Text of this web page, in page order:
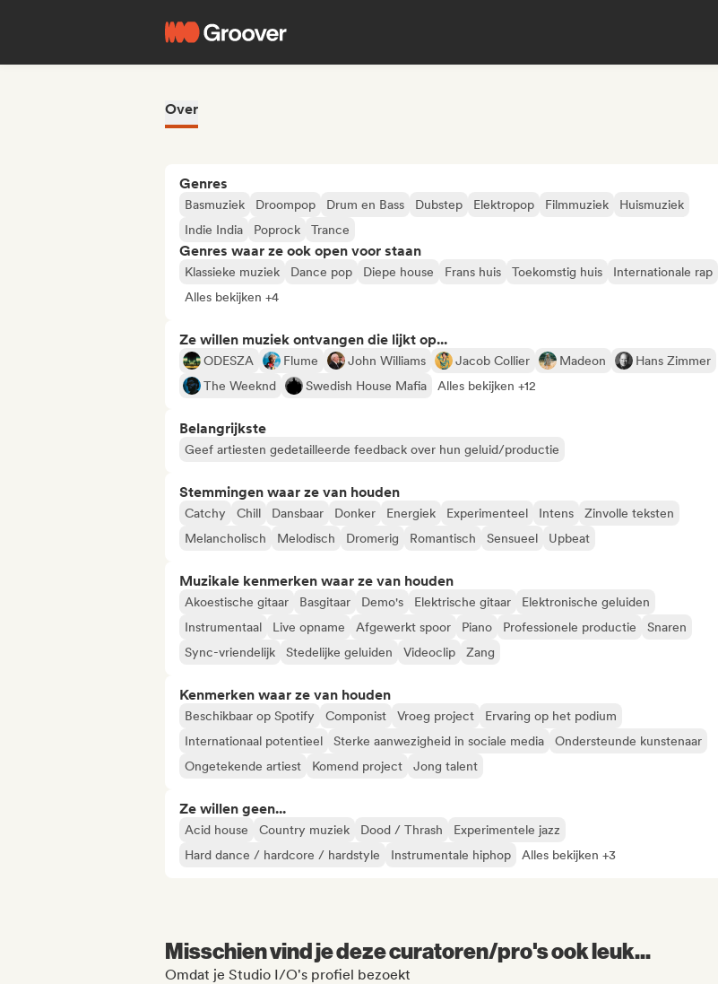
Over
Genres
Basmuziek Droompop Drum en Bass Dubstep Elektropop Filmmuziek
Huismuziek
Indie India
Poprock Trance
Genres waar ze ook open voor staan
Klassieke muziek Dance pop Diepe house Frans huis Toekomstig huis
Internationale rap
Alles bekijken +4
Ze willen muziek ontvangen die lijkt op...
ODESZA Flume John Williams Jacob Collier Madeon
Hans Zimmer
The Weeknd
Swedish House Mafia Alles bekijken +12
Belangrijkste
Geef artiesten gedetailleerde feedback over hun geluid/productie
Stemmingen waar ze van houden
Catchy Chill Dansbaar Donker Energiek Experimenteel Intens
Zinvolle teksten
Melancholisch
Melodisch Dromerig Romantisch Sensueel Upbeat
Muzikale kenmerken waar ze van houden
Akoestische gitaar Basgitaar Demo's Elektrische gitaar
Elektronische geluiden
Instrumentaal
Live opname Afgewerkt spoor Piano Professionele productie
Snaren
Sync-vriendelijk
Stedelijke geluiden Videoclip Zang
Kenmerken waar ze van houden
Beschikbaar op Spotify Componist Vroeg project
Ervaring op het podium
Internationaal potentieel
Sterke aanwezigheid in sociale media
Ondersteunde kunstenaar
Ongetekende artiest
Komend project Jong talent
Ze willen geen...
Acid house Country muziek Dood / Thrash
Experimentele jazz
Hard dance / hardcore / hardstyle
Instrumentale hiphop Alles bekijken +3
Misschien vind je deze curatoren/pro's ook leuk...
Omdat je Studio I/O's profiel bezoekt